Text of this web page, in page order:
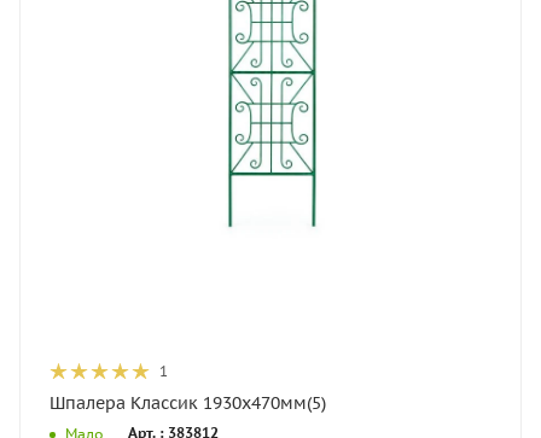
1
Шпалера Классик 1930х470мм(5)
Мало Арт. : 383812